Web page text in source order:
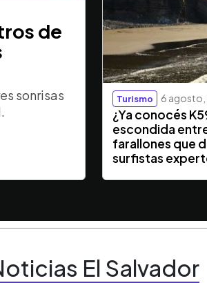
de
sonrisas
Turismo 6
¿Ya conocés
escondida
farallones que
surfistas
El Salvador